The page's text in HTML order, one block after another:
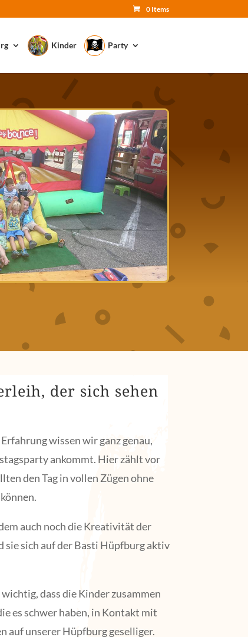
0 Items
Kinder Party
der sich sehen
wissen wir ganz genau,
ankommt. Hier zählt vor
den Tag in vollen Zügen ohne
auch noch die Kreativität der
sie sich auf der Basti Hüpfburg aktiv
dass die Kinder zusammen
es schwer haben, in Kontakt mit
auf unserer Hüpfburg geselliger.